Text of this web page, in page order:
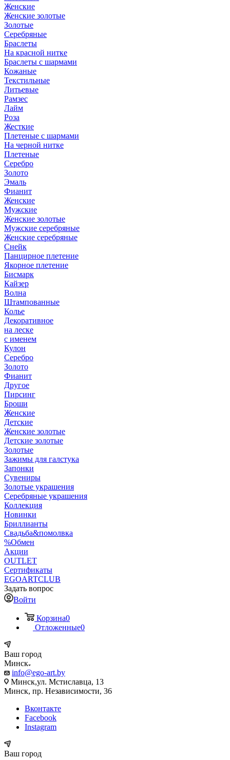
Женские
Женские золотые
Золотые
Серебряные
Браслеты
На красной нитке
Браслеты с шармами
Кожаные
Текстильные
Литьевые
Рамзес
Лайм
Роза
Жесткие
Плетеные с шармами
На черной нитке
Плетеные
Серебро
Золото
Эмаль
Фианит
Женские
Мужские
Женские золотые
Мужские серебряные
Женские серебряные
Снейк
Панцирное плетение
Якорное плетение
Бисмарк
Кайзер
Волна
Штампованные
Колье
Декоративное
на леске
с именем
Кулон
Серебро
Золото
Фианит
Другое
Пирсинг
Броши
Женские
Детские
Женские золотые
Детские золотые
Золотые
Зажимы для галстука
Запонки
Сувениры
Золотые украшения
Серебряные украшения
Коллекция
Новинки
Бриллианты
Свадьба&помолвка
%Обмен
Акции
OUTLET
Сертификаты
EGOARTCLUB
Задать вопрос
Войти
Корзина0
Отложенные0
Ваш город
Минск
info@ego-art.by
Минск,ул. Мстиславца, 13
Минск, пр. Независимости, 36
Вконтакте
Facebook
Instagram
Ваш город